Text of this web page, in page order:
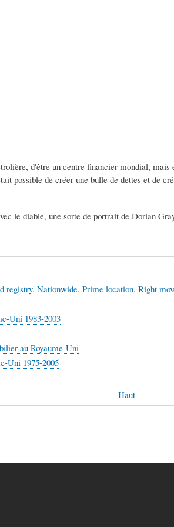
d'être un centre financier mondial,
possible de créer une bulle de dettes et de
le diable, une sorte de portrait de Dorian
Nationwide, Prime location, Right
Uni 1983-2003
au Royaume-Uni
Uni 1975-2005
Haut